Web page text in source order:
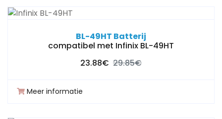
BL-49HT Batterij
compatibel met Infinix BL-49HT
23.88€ 29.85€
Meer informatie